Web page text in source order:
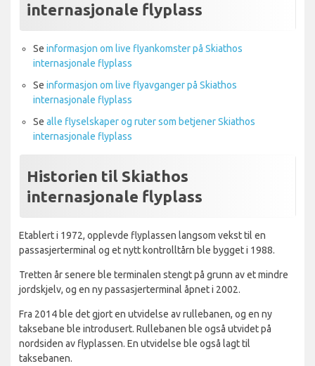
internasjonale flyplass
Se informasjon om live flyankomster på Skiathos
internasjonale flyplass
Se informasjon om live flyavganger på Skiathos
internasjonale flyplass
Se alle flyselskaper og ruter som betjener Skiathos
internasjonale flyplass
Historien til Skiathos
internasjonale flyplass
Etablert i 1972, opplevde flyplassen langsom vekst til en
passasjerterminal og et nytt kontrolltårn ble bygget i 1988.
Tretten år senere ble terminalen stengt på grunn av et mindre
jordskjelv, og en ny passasjerterminal åpnet i 2002.
Fra 2014 ble det gjort en utvidelse av rullebanen, og en ny
taksebane ble introdusert. Rullebanen ble også utvidet på
nordsiden av flyplassen. En utvidelse ble også lagt til
taksebanen.